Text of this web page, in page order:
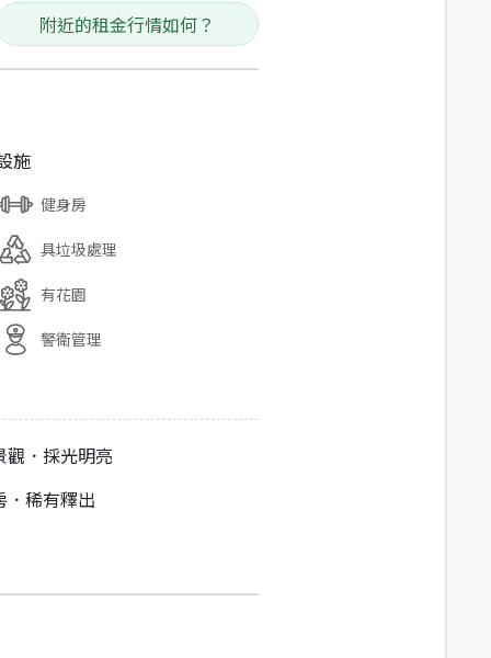
附近的租金行情如何？
施
健身房
具垃圾處理
有花園
警衛管理
觀．採光明亮
．稀有釋出